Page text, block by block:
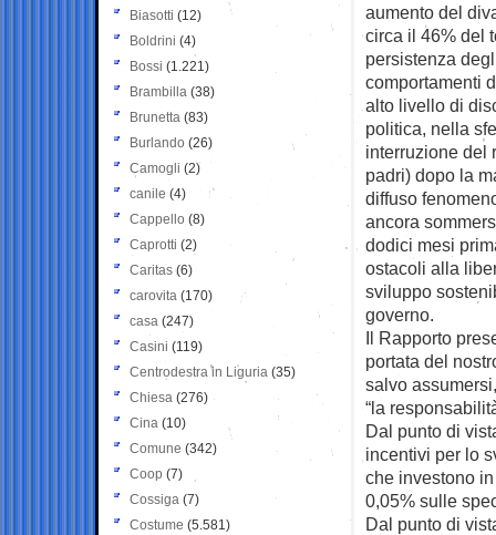
aumento del
circa il 46% del
persistenza
comportamenti
alto livello di
politica, nella
interruzione del
padri) dopo la
diffuso
ancora
dodici mesi
ostacoli alla
sviluppo
governo.
Il Rapporto
portata del
salvo
“la
Dal punto di
incentivi per lo
che investono
0,05% sulle
Dal punto di
Biasotti (12)
Boldrini (4)
Bossi (1.221)
Brambilla (38)
Brunetta (83)
Burlando (26)
Camogli (2)
canile (4)
Cappello (8)
Caprotti (2)
Caritas (6)
carovita (170)
casa (247)
Casini (119)
Centrodestra in Liguria (35)
Chiesa (276)
Cina (10)
Comune (342)
Coop (7)
Cossiga (7)
Costume (5.581)